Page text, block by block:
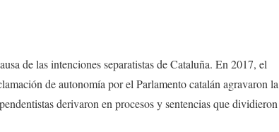
de las intenciones separatistas de Cataluña. En 2017, el
de autonomía por el Parlamento catalán agravaron la
derivaron en procesos y sentencias que dividieron